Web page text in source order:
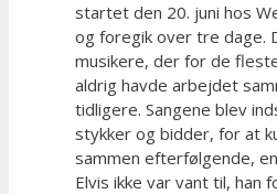
startet den 20. juni hos
og foregik over tre dage.
musikere, der for de
aldrig havde arbejdet
tidligere. Sangene blev
stykker og bidder, for at
sammen efterfølgende,
Elvis ikke var vant til, han